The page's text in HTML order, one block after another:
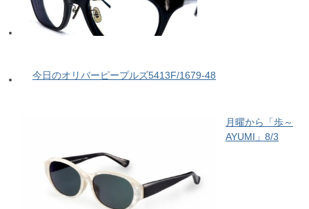
今日のオリバーピープルズ5413F/1679-48
月曜から「歩～
AYUMI」8/3